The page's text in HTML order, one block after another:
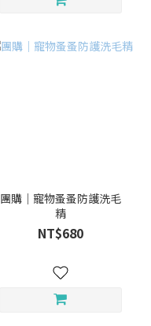
團購｜寵物蚤蚤防護洗毛
精
NT$680